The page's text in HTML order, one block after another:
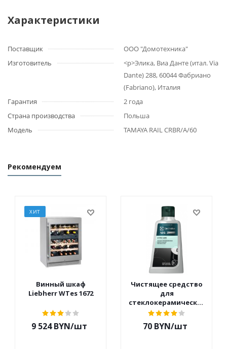
Характеристики
Поставщик
ООО "Домотехника"
Изготовитель
<p>Элика, Виа Данте (итал. Via
Dante) 288, 60044 Фабриано
(Fabriano), Италия
Гарантия
2 года
Страна производства
Польша
Модель
TAMAYA RAIL CRBR/A/60
Рекомендуем
ХИТ
Винный шкаф
Liebherr WTes 1672
9 524BYN/шт
Чистящее средство
для
стеклокерамических
варочных
плит Electrolux
70BYN/шт